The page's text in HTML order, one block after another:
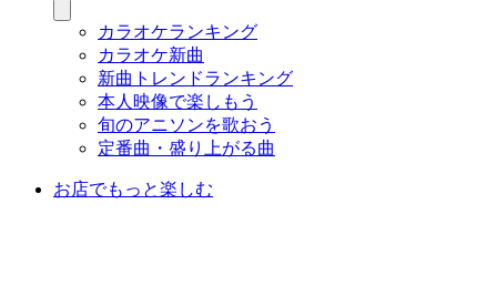
カラオケランキング
カラオケ新曲
新曲トレンドランキング
本人映像で楽しもう
旬のアニソンを歌おう
定番曲・盛り上がる曲
お店でもっと楽しむ